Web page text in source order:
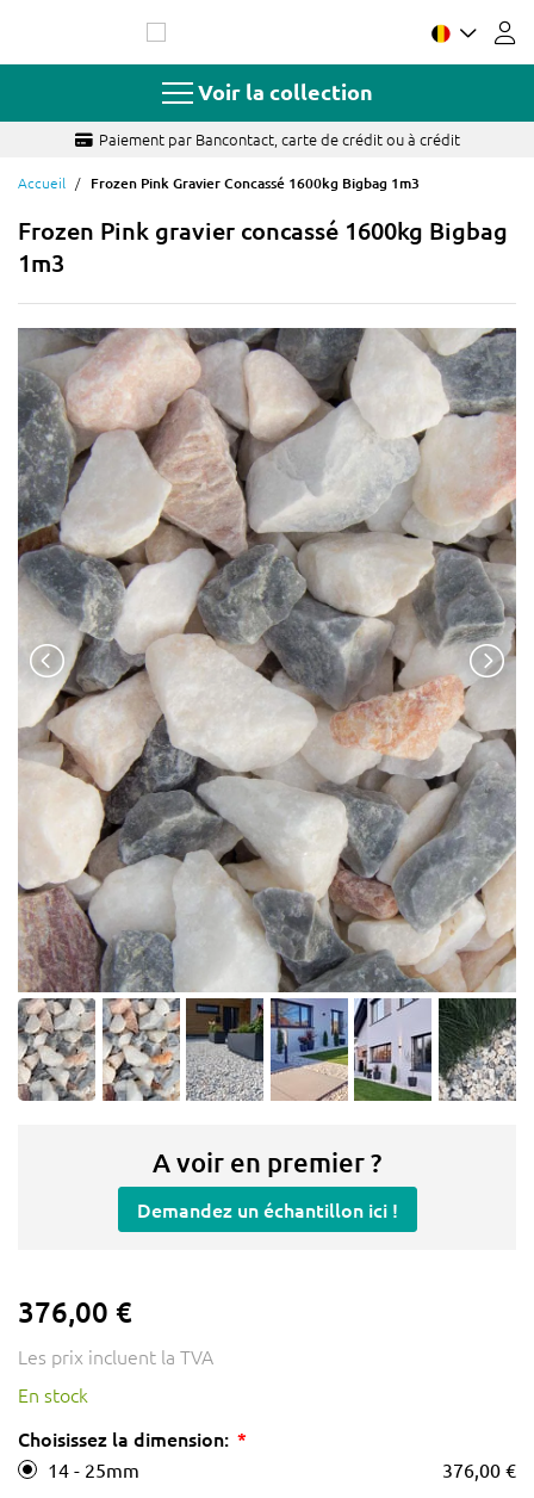
contenu
Voir la collection
Paiement par Bancontact, carte de crédit ou à crédit
Accueil Frozen Pink Gravier Concassé 1600kg Bigbag 1m3
Frozen Pink gravier concassé 1600kg Bigbag
1m3
A voir en premier ?
Demandez un échantillon ici !
376,00 €
Les prix incluent la TVA
En stock
Choisissez la dimension:
14 - 25mm 376,00 €